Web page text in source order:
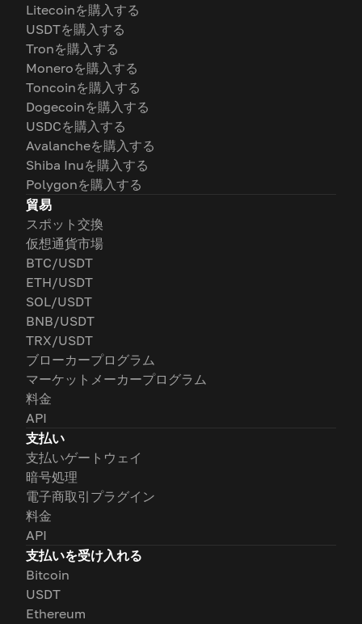
Litecoinを購入する
USDTを購入する
Tronを購入する
Moneroを購入する
Toncoinを購入する
Dogecoinを購入する
USDCを購入する
Avalancheを購入する
Shiba Inuを購入する
Polygonを購入する
貿易
スポット交換
仮想通貨市場
BTC/USDT
ETH/USDT
SOL/USDT
BNB/USDT
TRX/USDT
ブローカープログラム
マーケットメーカープログラム
料金
API
支払い
支払いゲートウェイ
暗号処理
電子商取引プラグイン
料金
API
支払いを受け入れる
Bitcoin
USDT
Ethereum